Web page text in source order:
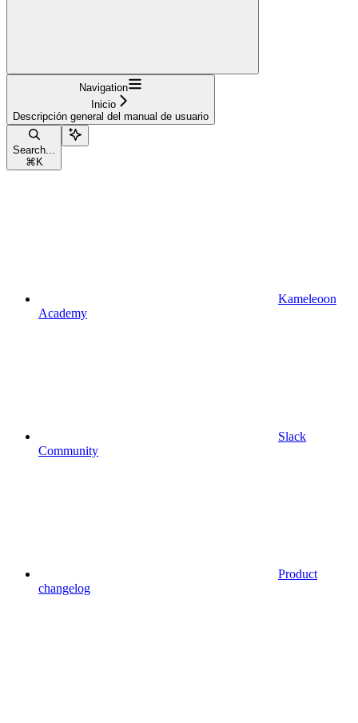
Navigation
Inicio
Descripción general del manual de usuario
Search...
⌘ K
Kameleoon
Academy
Slack
Community
Product
changelog